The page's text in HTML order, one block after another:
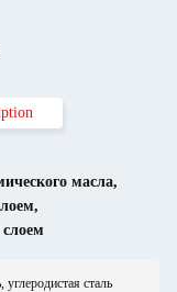
масла,
,
сталь